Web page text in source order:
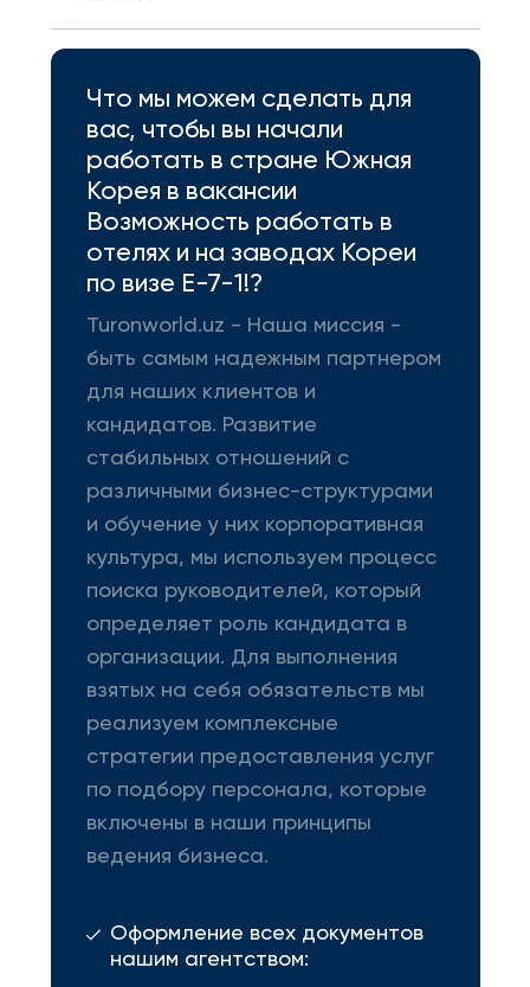
Что мы можем сделать для
вас, чтобы вы начали
работать в стране Южная
Корея в вакансии
Возможность работать в
отелях и на заводах Кореи
по визе Е-7-1!?
Turonworld.uz - Наша миссия -
быть самым надежным партнером
для наших клиентов и
кандидатов. Развитие
стабильных отношений с
различными бизнес-структурами
и обучение у них корпоративная
культура, мы используем процесс
поиска руководителей, который
определяет роль кандидата в
организации. Для выполнения
взятых на себя обязательств мы
реализуем комплексные
стратегии предоставления услуг
по подбору персонала, которые
включены в наши принципы
ведения бизнеса.
Оформление всех документов
нашим агентством: